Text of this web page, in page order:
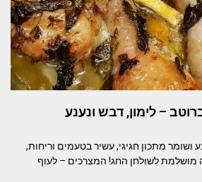
– לימון, דבש ונענע
ושומר מתכון חגיגי, עשיר בטעמים וריחות,
מושלמת לשולחן החג! המצרכים – לעוף